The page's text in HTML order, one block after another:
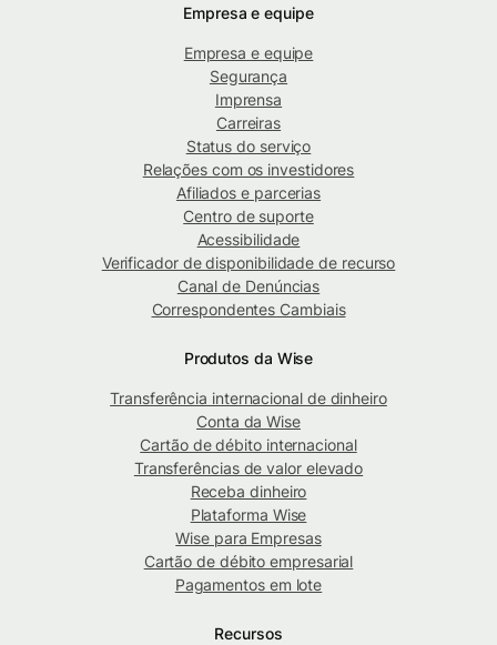
Empresa e equipe
Empresa e equipe
Segurança
Imprensa
Carreiras
Status do serviço
Relações com os investidores
Afiliados e parcerias
Centro de suporte
Acessibilidade
Verificador de disponibilidade de recurso
Canal de Denúncias
Correspondentes Cambiais
Produtos da Wise
Transferência internacional de dinheiro
Conta da Wise
Cartão de débito internacional
Transferências de valor elevado
Receba dinheiro
Plataforma Wise
Wise para Empresas
Cartão de débito empresarial
Pagamentos em lote
Recursos